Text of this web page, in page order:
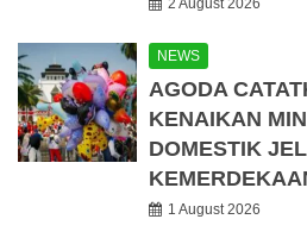
2 August 2026
NEWS
AGODA
KENAIKAN
DOMESTIK
1 August 2026